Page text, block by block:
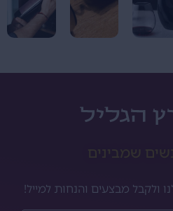
שמבינים
ולקבל מבצעים והנחות למייל!